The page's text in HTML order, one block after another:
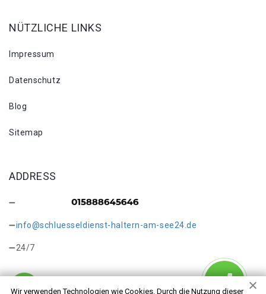
Wir verwenden Technologien wie Cookies. Durch die Nutzung dieser
NÜTZLICHE LINKS
Impressum
Datenschutz
Blog
Sitemap
ADDRESS
info@schluesseldienst-haltern-am-see24.de
24/7